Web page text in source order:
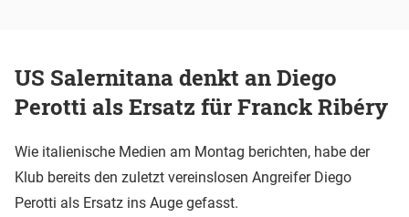
US Salernitana denkt an Diego
Perotti als Ersatz für Franck Ribéry
Wie italienische Medien am Montag berichten, habe der
Klub bereits den zuletzt vereinslosen Angreifer Diego
Perotti als Ersatz ins Auge gefasst.